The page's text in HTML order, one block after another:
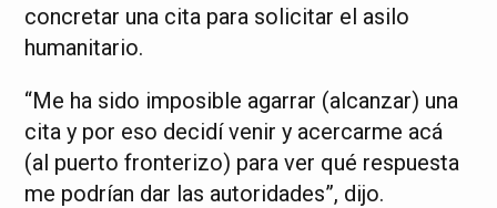
concretar una cita para solicitar el asilo
humanitario.
“Me ha sido imposible agarrar (alcanzar) una
cita y por eso decidí venir y acercarme acá
(al puerto fronterizo) para ver qué respuesta
me podrían dar las autoridades”, dijo.